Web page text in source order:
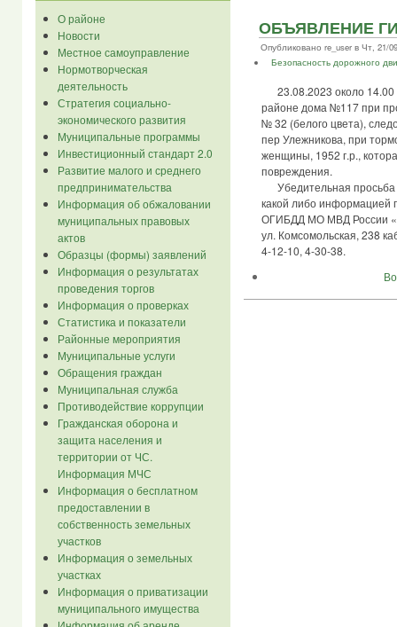
О районе
Новости
Местное самоуправление
Нормотворческая
деятельность
Стратегия социально-
экономического развития
Муниципальные программы
Инвестиционный стандарт 2.0
Развитие малого и среднего
предпринимательства
Информация об обжаловании
муниципальных правовых
актов
Образцы (формы) заявлений
Информация о результатах
проведения торгов
Информация о проверках
Статистика и показатели
Районные мероприятия
Муниципальные услуги
Обращения граждан
Муниципальная служба
Противодействие коррупции
Гражданская оборона и
защита населения и
территории от ЧС.
Информация МЧС
Информация о бесплатном
предоставлении в
собственность земельных
участков
Информация о земельных
участках
Информация о приватизации
муниципального имущества
ОБЪЯВЛЕНИЕ
Опубликовано re_user в Чт, 21/
Безопасность дорожного
23.08.2023 около 14.00
районе дома №117 при
№ 32 (белого цвета),
пер Улежникова, при
женщины, 1952 г.р.,
повреждения.
Убедительная просьба
какой либо информацией
ОГИБДД МО МВД России
ул. Комсомольская, 238
4-12-10, 4-30-38.